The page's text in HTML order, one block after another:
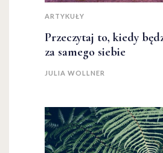
ARTYKUŁY
Przeczytaj to, kiedy
za samego siebie
JULIA WOLLNER